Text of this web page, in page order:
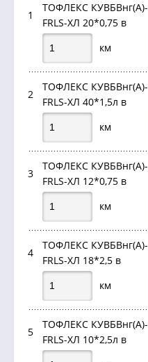
1
ТОФЛЕКС КУВБВнг(А)-
FRLS-ХЛ 20*0,75 в
км
2
ТОФЛЕКС КУВБВнг(А)-
FRLS-ХЛ 40*1,5л в
км
3
ТОФЛЕКС КУВБВнг(А)-
FRLS-ХЛ 12*0,75 в
км
4
ТОФЛЕКС КУВБВнг(А)-
FRLS-ХЛ 18*2,5 в
км
5
ТОФЛЕКС КУВБВнг(А)-
FRLS-ХЛ 10*2,5л в